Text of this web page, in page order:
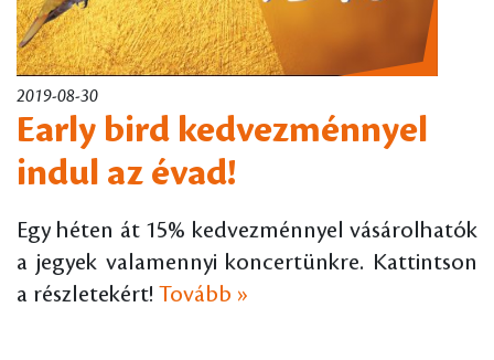
2019-08-30
Early bird kedvezménnyel
indul az évad!
Egy héten át 15% kedvezménnyel vásárolhatók
a jegyek valamennyi koncertünkre. Kattintson
a részletekért! Tovább »